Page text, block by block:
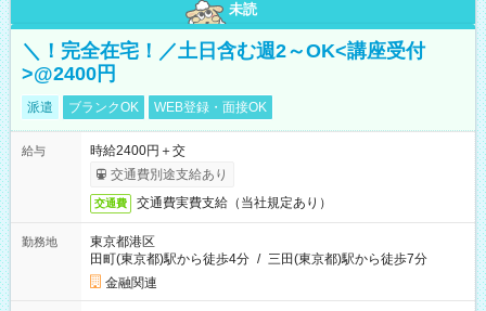
未読
＼！完全在宅！／土日含む週2～OK<講座受付
>@2400円
派遣 ブランクOK WEB登録・面接OK
給与
時給2400円＋交
交通費別途支給あり
交通費 交通費実費支給（当社規定あり）
勤務地
東京都港区
田町(東京都)駅から徒歩4分 / 三田(東京都)駅から徒歩7分
金融関連